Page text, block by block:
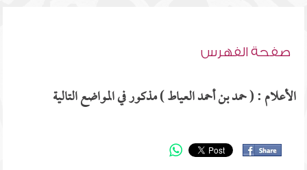
صفحة الفهرس
الأعلام : ( حمد بن أحمد العياط ) مذكور في المواضع التالية